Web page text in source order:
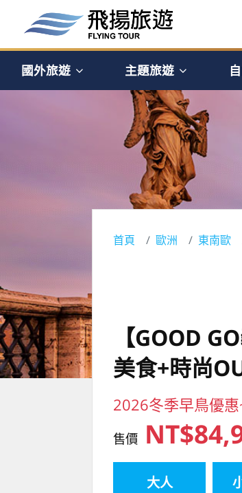
國外旅遊 主題旅遊
首頁 歐洲 東南歐
【GOOD
美食+時尚
2026冬季早鳥優
售價
大人